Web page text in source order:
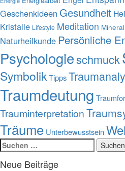
Geschenkideen Gesundheit
Kristalle Lifestyle Meditation
Naturheilkunde Persönliche
Psychologieschmuck
SymbolikTipps
Traumdeutung
Trauminterpretation
Träume Unterbewusstsein
Suchen
nach:
Neue Beiträge